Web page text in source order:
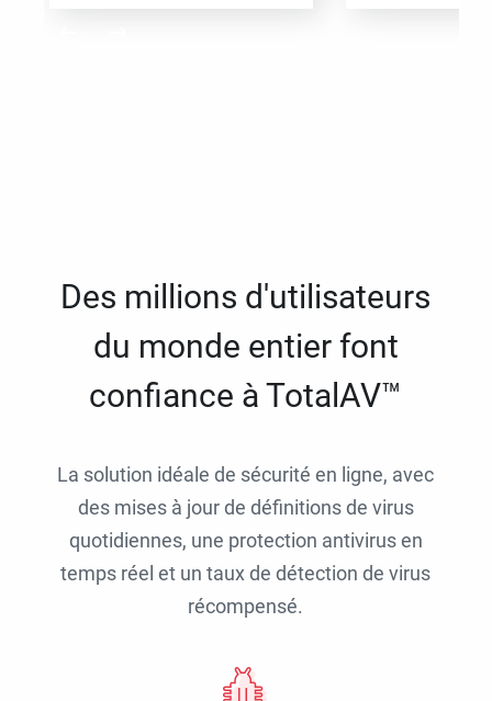
Des millions d'utilisateurs
du monde entier font
confiance à TotalAV™
La solution idéale de sécurité en ligne, avec
des mises à jour de définitions de virus
quotidiennes, une protection antivirus en
temps réel et un taux de détection de virus
récompensé.